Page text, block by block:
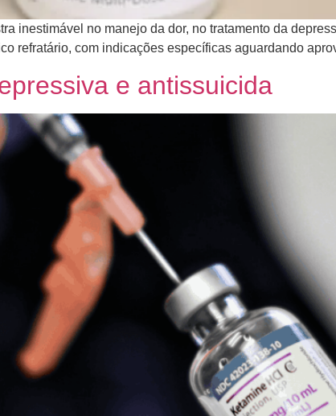
inestimável no manejo da dor, no tratamento da
refratário, com indicações específicas aguardando
e antissuicida